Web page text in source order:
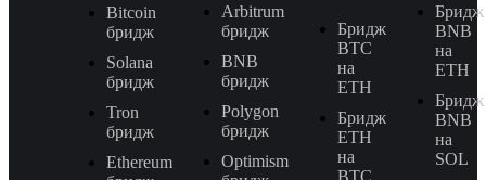
Bitcoin
бридж
Solana
бридж
Tron
бридж
Ethereum
Arbitrum
бридж
BNB
бридж
Polygon
бридж
Optimism
Бридж
BTC
на
ETH
Бридж
ETH
на
BTC
Бридж
BNB
на
ETH
Бридж
BNB
на
SOL